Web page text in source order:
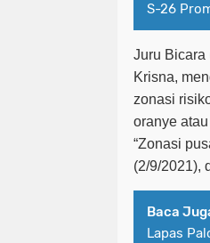
S-26
Juru Bicara
Krisna,
zonasi
oranye
“Zonasi
(2/9/2021),
Baca
Lapas